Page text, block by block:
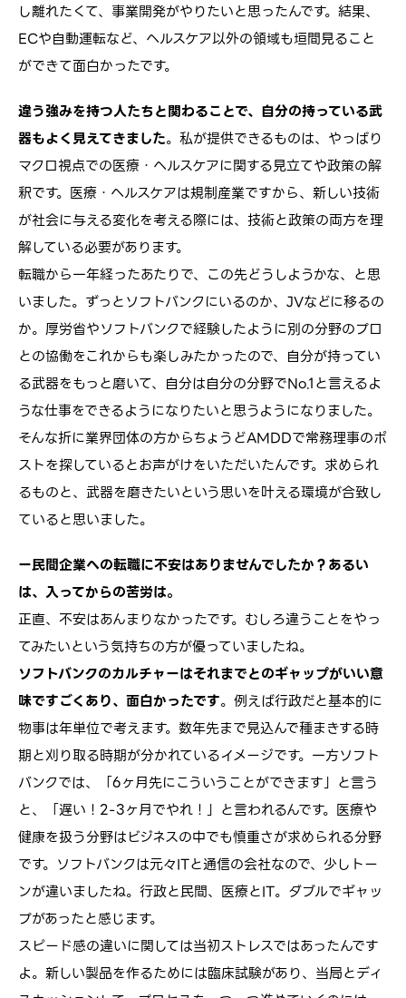
し離れたくて、事業開発がやりたいと思ったんです。結果、
ECや自動運転など、ヘルスケア以外の領域も垣間見ること
ができて面白かったです。
違う強みを持つ人たちと関わることで、自分の持っている武
器もよく見えてきました。私が提供できるものは、やっぱり
マクロ視点での医療・ヘルスケアに関する見立てや政策の解
釈です。医療・ヘルスケアは規制産業ですから、新しい技術
が社会に与える変化を考える際には、技術と政策の両方を理
解している必要があります。
転職から一年経ったあたりで、この先どうしようかな、と思
いました。ずっとソフトバンクにいるのか、JVなどに移るの
か。厚労省やソフトバンクで経験したように別の分野のプロ
との協働をこれからも楽しみたかったので、自分が持ってい
る武器をもっと磨いて、自分は自分の分野でNo.1と言えるよ
うな仕事をできるようになりたいと思うようになりました。
そんな折に業界団体の方からちょうどAMDDで常務理事のポ
ストを探しているとお声がけをいただいたんです。求められ
るものと、武器を磨きたいという思いを叶える環境が合致し
ていると思いました。
ー民間企業への転職に不安はありませんでしたか？あるい
は、入ってからの苦労は。
正直、不安はあんまりなかったです。むしろ違うことをやっ
てみたいという気持ちの方が優っていましたね。
ソフトバンクのカルチャーはそれまでとのギャップがいい意
味ですごくあり、面白かったです。例えば行政だと基本的に
物事は年単位で考えます。数年先まで見込んで種まきする時
期と刈り取る時期が分かれているイメージです。一方ソフト
バンクでは、「6ヶ月先にこういうことができます」と言う
と、「遅い！2-3ヶ月でやれ！」と言われるんです。医療や
健康を扱う分野はビジネスの中でも慎重さが求められる分野
です。ソフトバンクは元々ITと通信の会社なので、少しトー
ンが違いましたね。行政と民間、医療とIT。ダブルでギャッ
プがあったと感じます。
スピード感の違いに関しては当初ストレスではあったんです
よ。新しい製品を作るためには臨床試験があり、当局とディ